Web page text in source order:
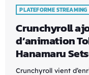
PLATEFORME STREAMING
Crunchyroll
d’animation
Hanamaru
Crunchyroll vient